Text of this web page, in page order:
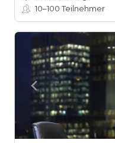
10–100Teilnehmer